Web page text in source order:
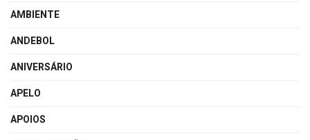
AMBIENTE
ANDEBOL
ANIVERSÁRIO
APELO
APOIOS